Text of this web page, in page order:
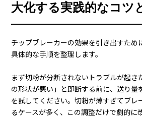
大化する実践的なコツ
チップブレーカーの効果を引き出すため
具体的な手順を整理します。
まず切粉が分断されないトラブルが起き
の形状が悪い」と即断する前に、送り量
を試してください。切粉が薄すぎてブレ
るケースが多く、この調整だけで劇的に